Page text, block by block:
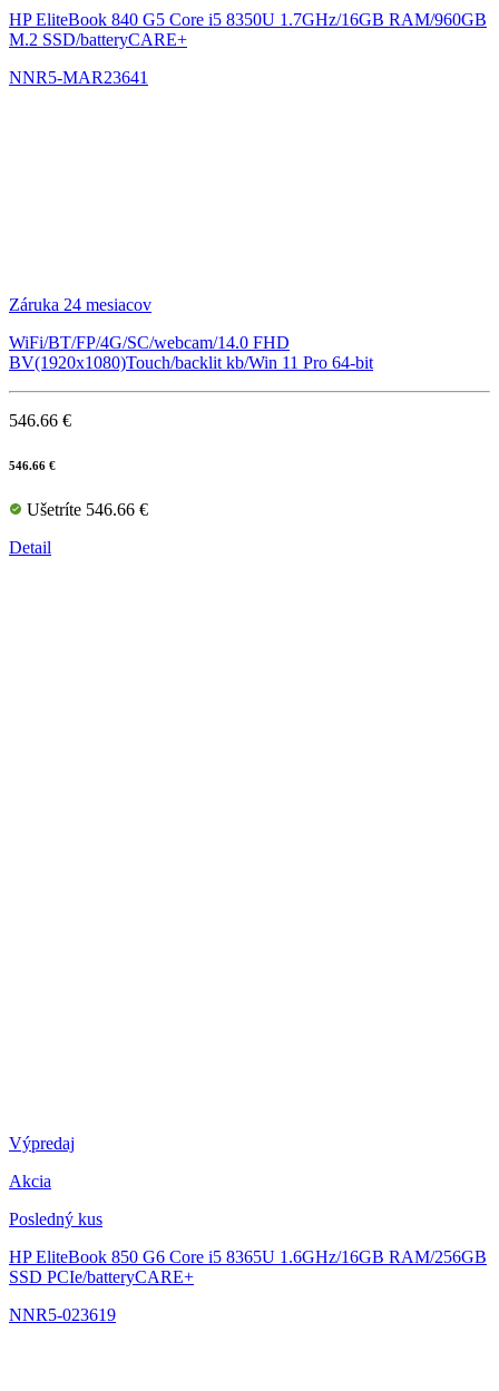
HP EliteBook 840 G5 Core i5 8350U 1.7GHz/16GB RAM/960GB
M.2 SSD/batteryCARE+
NNR5-MAR23641
Záruka 24 mesiacov
WiFi/BT/FP/4G/SC/webcam/14.0 FHD
BV(1920x1080)Touch/backlit kb/Win 11 Pro 64-bit
546.66 €
546.66 €
Ušetríte 546.66 €
Detail
Výpredaj
Akcia
Posledný kus
HP EliteBook 850 G6 Core i5 8365U 1.6GHz/16GB RAM/256GB
SSD PCIe/batteryCARE+
NNR5-023619